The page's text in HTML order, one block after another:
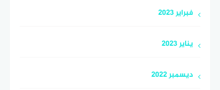
فبراير 2023
يناير 2023
ديسمبر 2022